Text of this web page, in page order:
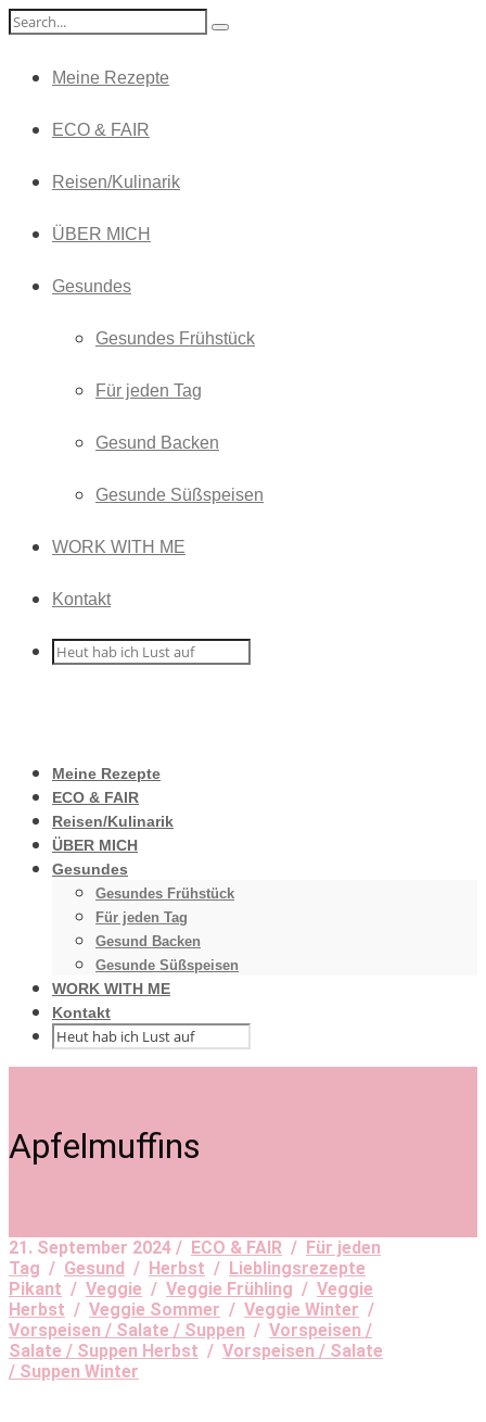
Meine Rezepte
ECO & FAIR
Reisen/Kulinarik
ÜBER MICH
Gesundes
Gesundes Frühstück
Für jeden Tag
Gesund Backen
Gesunde Süßspeisen
WORK WITH ME
Kontakt
Meine Rezepte
ECO & FAIR
Reisen/Kulinarik
ÜBER MICH
Gesundes
Gesundes Frühstück
Für jeden Tag
Gesund Backen
Gesunde Süßspeisen
WORK WITH ME
Kontakt
Apfelmuffins
21. September 2024 / ECO & FAIR / Für jeden
Tag / Gesund / Herbst / Lieblingsrezepte
Pikant / Veggie / Veggie Frühling / Veggie
Herbst / Veggie Sommer / Veggie Winter /
Vorspeisen / Salate / Suppen / Vorspeisen /
Salate / Suppen Herbst / Vorspeisen / Salate
/ Suppen Winter